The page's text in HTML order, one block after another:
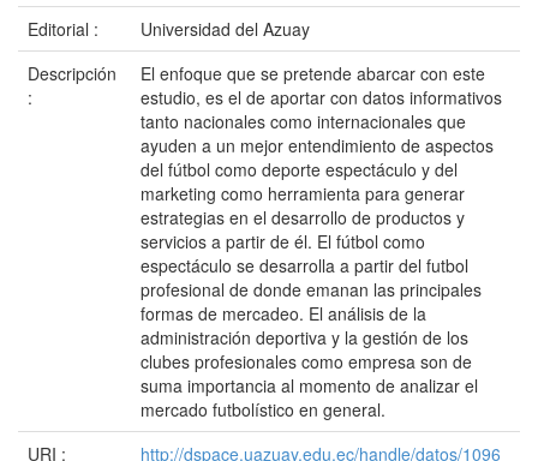
Editorial :
Universidad del Azuay
Descripción
:
El enfoque que se pretende abarcar con este
estudio, es el de aportar con datos informativos
tanto nacionales como internacionales que
ayuden a un mejor entendimiento de aspectos
del fútbol como deporte espectáculo y del
marketing como herramienta para generar
estrategias en el desarrollo de productos y
servicios a partir de él. El fútbol como
espectáculo se desarrolla a partir del futbol
profesional de donde emanan las principales
formas de mercadeo. El análisis de la
administración deportiva y la gestión de los
clubes profesionales como empresa son de
suma importancia al momento de analizar el
mercado futbolístico en general.
URI :
http://dspace.uazuay.edu.ec/handle/datos/1096